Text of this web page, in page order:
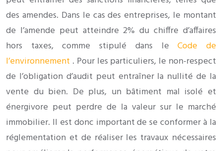
des amendes. Dans le cas des entreprises, le montant
de l’amende peut atteindre 2% du chiffre d’affaires
hors taxes, comme stipulé dans leCode de
l’environnement . Pour les particuliers, le non-respect
de l’obligation d’audit peut entraîner la nullité de la
vente du bien. De plus, un bâtiment mal isolé et
énergivore peut perdre de la valeur sur le marché
immobilier. Il est donc important de se conformer à la
réglementation et de réaliser les travaux nécessaires